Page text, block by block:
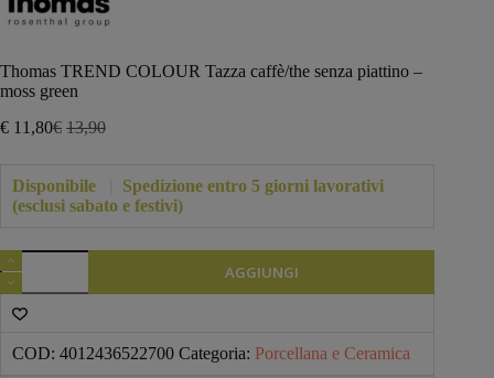
Thomas TREND COLOUR Tazza caffè/the senza piattino –
moss green
€ 13,90
Il
originale
era:
€13,90.
€ 11,80Il
attuale
è:
€11,80.
Disponibile
Spedizione entro 5 giorni lavorativi
(esclusi sabato e festivi)
Thomas
TREND
COLOUR
Tazza
senza
AGGIUNGI
COD: 4012436522700 Categoria: Porcellana e Ceramica